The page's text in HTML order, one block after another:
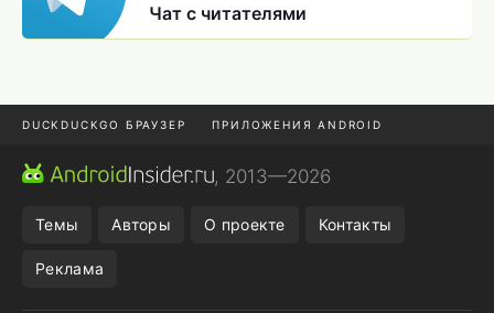
Чат с читателями
DUCKDUCKGO БРАУЗЕР ПРИЛОЖЕНИЯ ANDROID
CHROME БРАУЗЕР
, 2013—2026
Темы Авторы О проекте Контакты
Реклама